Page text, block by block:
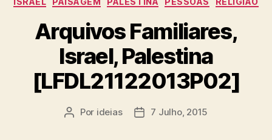
Arquivos Familiares,
Israel, Palestina
[LFDL21122013P02]
Autor
Por ideias
Data7 Julho, 2015